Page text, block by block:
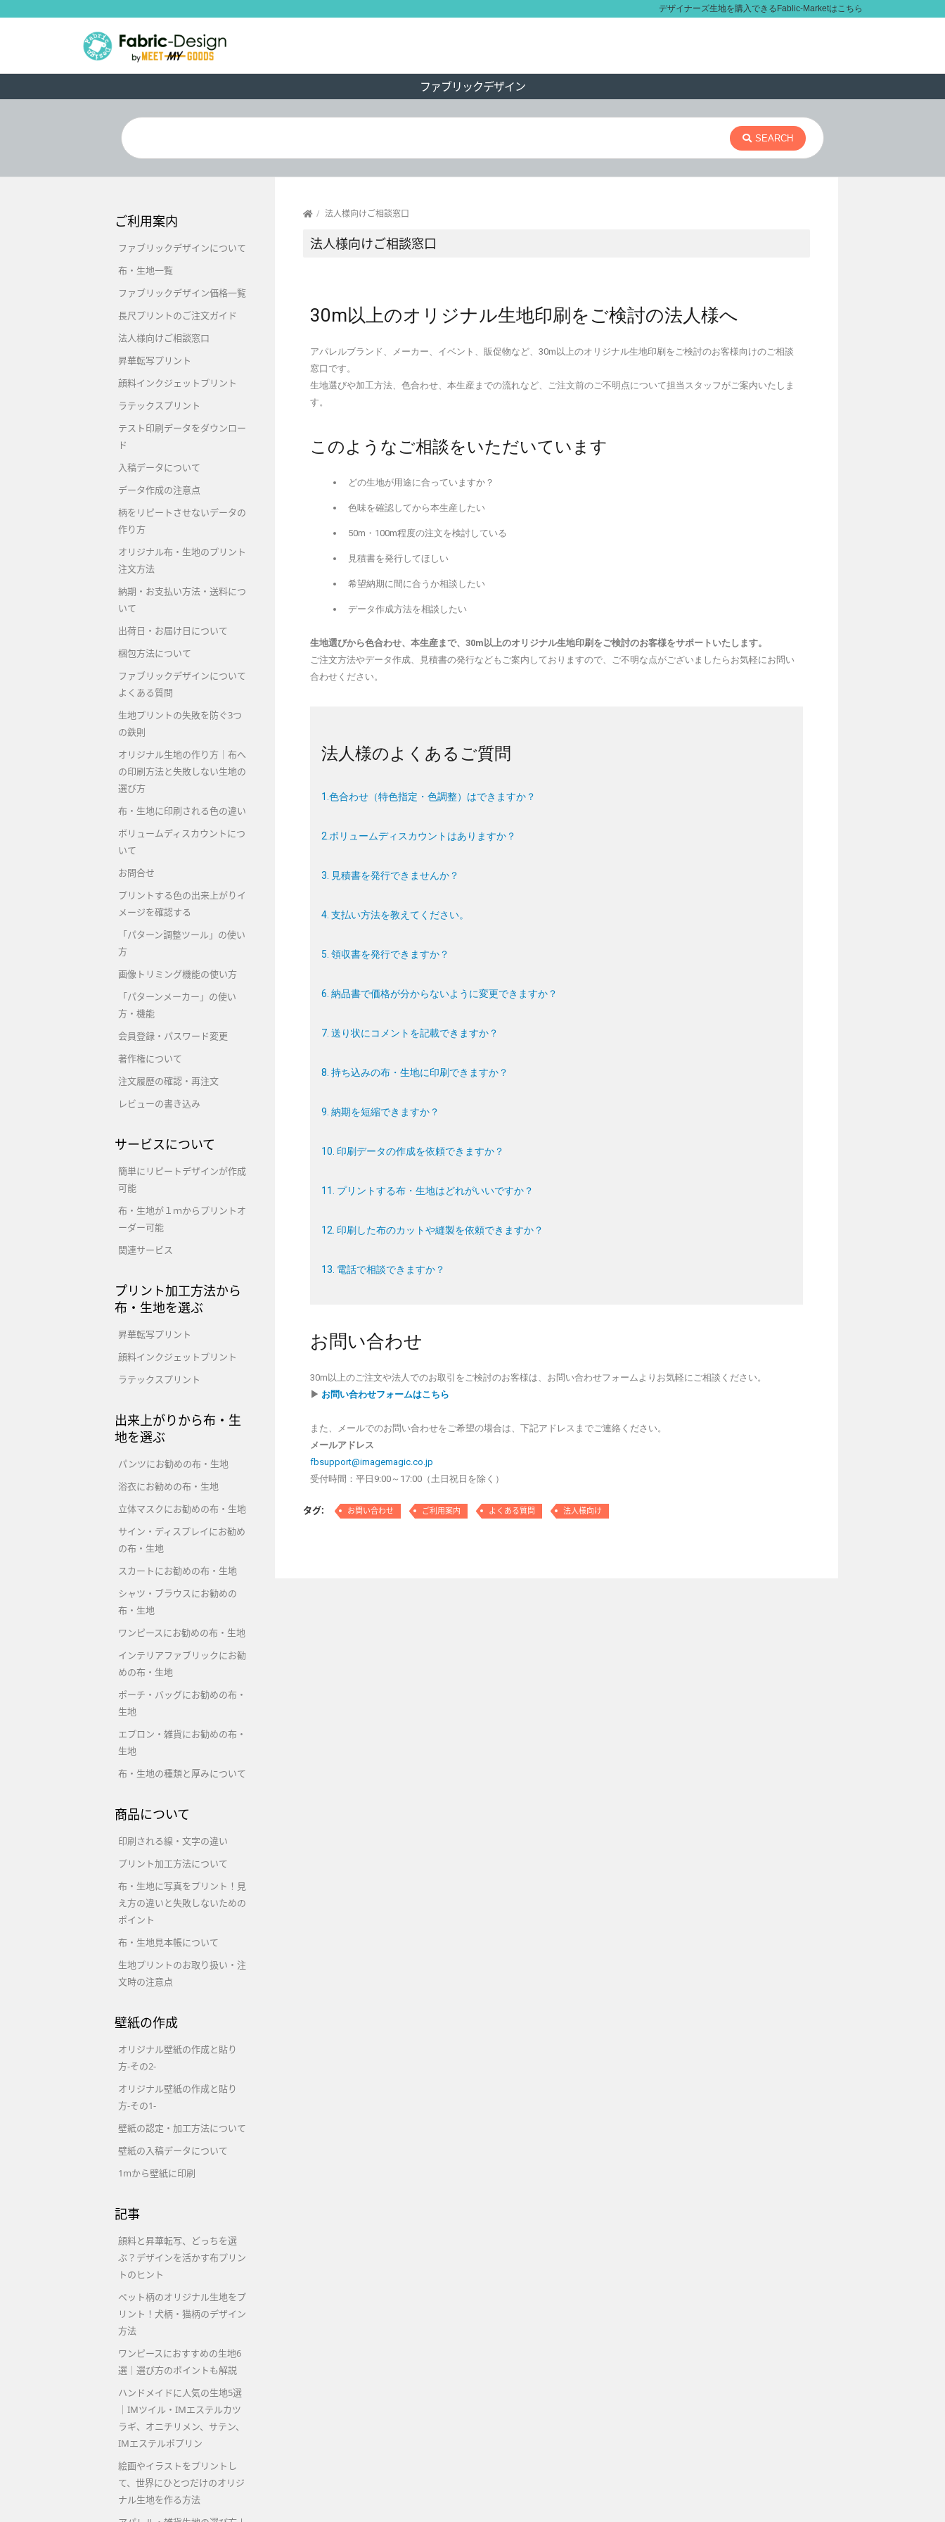
デザイナーズ生地を購入できるFablic-Marketはこちら
ファブリックデザイン
SEARCH
/ 法人様向けご相談窓口
法人様向けご相談窓口
30m以上のオリジナル生地印刷をご検討の法人様へ
アパレルブランド、メーカー、イベント、販促物など、30m以上のオリジナル生地印刷をご検討のお客様向けのご相談
窓口です。
生地選びや加工方法、色合わせ、本生産までの流れなど、ご注文前のご不明点について担当スタッフがご案内いたしま
す。
このようなご相談をいただいています
どの生地が用途に合っていますか？
色味を確認してから本生産したい
50m・100m程度の注文を検討している
見積書を発行してほしい
希望納期に間に合うか相談したい
データ作成方法を相談したい
生地選びから色合わせ、本生産まで、30m以上のオリジナル生地印刷をご検討のお客様をサポートいたします。
ご注文方法やデータ作成、見積書の発行などもご案内しておりますので、ご不明な点がございましたらお気軽にお問い
合わせください。
法人様のよくあるご質問
1.色合わせ（特色指定・色調整）はできますか？
2.ボリュームディスカウントはありますか？
3. 見積書を発行できませんか？
4. 支払い方法を教えてください。
5. 領収書を発行できますか？
6. 納品書で価格が分からないように変更できますか？
7. 送り状にコメントを記載できますか？
8. 持ち込みの布・生地に印刷できますか？
9. 納期を短縮できますか？
10. 印刷データの作成を依頼できますか？
11. プリントする布・生地はどれがいいですか？
12. 印刷した布のカットや縫製を依頼できますか？
13. 電話で相談できますか？
お問い合わせ
30m以上のご注文や法人でのお取引をご検討のお客様は、お問い合わせフォームよりお気軽にご相談ください。
▶ お問い合わせフォームはこちら
また、メールでのお問い合わせをご希望の場合は、下記アドレスまでご連絡ください。
メールアドレス
fbsupport@imagemagic.co.jp
受付時間：平日9:00～17:00（土日祝日を除く）
タグ: お問い合わせ ご利用案内 よくある質問 法人様向け
ご利用案内
ファブリックデザインについて
布・生地一覧
ファブリックデザイン価格一覧
長尺プリントのご注文ガイド
法人様向けご相談窓口
昇華転写プリント
顔料インクジェットプリント
ラテックスプリント
テスト印刷データをダウンロー
ド
入稿データについて
データ作成の注意点
柄をリピートさせないデータの
作り方
オリジナル布・生地のプリント
注文方法
納期・お支払い方法・送料につ
いて
出荷日・お届け日について
梱包方法について
ファブリックデザインについて
よくある質問
生地プリントの失敗を防ぐ3つ
の鉄則
オリジナル生地の作り方｜布へ
の印刷方法と失敗しない生地の
選び方
布・生地に印刷される色の違い
ボリュームディスカウントにつ
いて
お問合せ
プリントする色の出来上がりイ
メージを確認する
「パターン調整ツール」の使い
方
画像トリミング機能の使い方
「パターンメーカー」の使い
方・機能
会員登録・パスワード変更
著作権について
注文履歴の確認・再注文
レビューの書き込み
サービスについて
簡単にリピートデザインが作成
可能
布・生地が１ｍからプリントオ
ーダー可能
関連サービス
プリント加工方法から
布・生地を選ぶ
昇華転写プリント
顔料インクジェットプリント
ラテックスプリント
出来上がりから布・生
地を選ぶ
パンツにお勧めの布・生地
浴衣にお勧めの布・生地
立体マスクにお勧めの布・生地
サイン・ディスプレイにお勧め
の布・生地
スカートにお勧めの布・生地
シャツ・ブラウスにお勧めの
布・生地
ワンピースにお勧めの布・生地
インテリアファブリックにお勧
めの布・生地
ポーチ・バッグにお勧めの布・
生地
エプロン・雑貨にお勧めの布・
生地
布・生地の種類と厚みについて
商品について
印刷される線・文字の違い
プリント加工方法について
布・生地に写真をプリント！見
え方の違いと失敗しないための
ポイント
布・生地見本帳について
生地プリントのお取り扱い・注
文時の注意点
壁紙の作成
オリジナル壁紙の作成と貼り
方-その2-
オリジナル壁紙の作成と貼り
方-その1-
壁紙の認定・加工方法について
壁紙の入稿データについて
1mから壁紙に印刷
記事
顔料と昇華転写、どっちを選
ぶ？デザインを活かす布プリン
トのヒント
ペット柄のオリジナル生地をプ
リント！犬柄・猫柄のデザイン
方法
ワンピースにおすすめの生地6
選｜選び方のポイントも解説
ハンドメイドに人気の生地5選
｜IMツイル・IMエステルカツ
ラギ、オニチリメン、サテン、
IMエステルポプリン
絵画やイラストをプリントし
て、世界にひとつだけのオリジ
ナル生地を作る方法